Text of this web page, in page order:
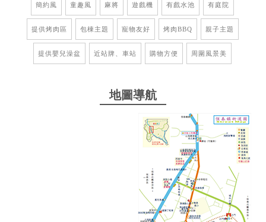
from google
2025-08-31 11:02:07
遊戲室 小孩玩到都不找媽媽了 媽媽也可以放鬆唱歌
還有有遮的戲水池 重點！！房間都超大間的！！ 而
且老闆娘超貼心 小孩也都說阿姨人好好喔 已經在想
from google
2025-08-29 12:16:34
民宿小姐人非常好，服務也非常到位，不管是介紹房
簡約風 童趣風 麻將 遊戲機 有戲水池 有庭院
提供烤肉區 包棟主題 寵物友好 烤肉BBQ 親子主題
提供嬰兒澡盆 近站牌、車站 購物方便 周圍風景美
地圖導航